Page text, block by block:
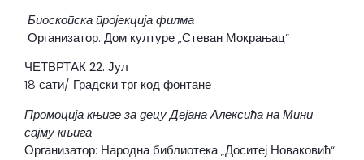
Биоскопска пројекција филма
Организатор: Дом културе „Стеван Мокрањац“
ЧЕТВРТАК 22. Јул
18 сати/ Градски трг код фонтане
Промоција књиге за децу Дејана Алексића на Мини
сајму књига
Организатор: Народна библиотека „Доситеј Новаковић“